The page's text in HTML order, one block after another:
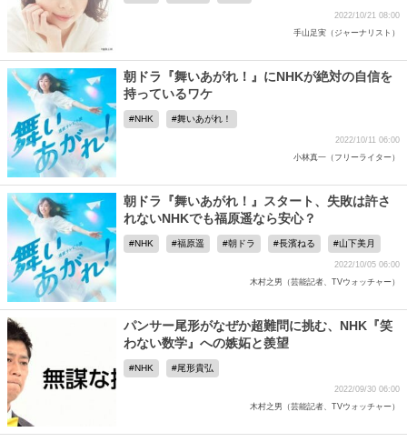
2022/10/21 08:00
手山足実（ジャーナリスト）
朝ドラ『舞いあがれ！』にNHKが絶対の自信を
持っているワケ
NHK 舞いあがれ！
2022/10/11 06:00
小林真一（フリーライター）
朝ドラ『舞いあがれ！』スタート、失敗は許さ
れないNHKでも福原遥なら安心？
NHK 福原遥 朝ドラ 長濱ねる 山下美月
2022/10/05 06:00
木村之男（芸能記者、TVウォッチャー）
パンサー尾形がなぜか超難問に挑む、NHK『笑
わない数学』への嫉妬と羨望
NHK 尾形貴弘
2022/09/30 06:00
木村之男（芸能記者、TVウォッチャー）